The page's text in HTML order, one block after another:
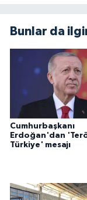
Bunlar da
Cumhurbaşkanı
Erdoğan'dan
Türkiye' mesajı